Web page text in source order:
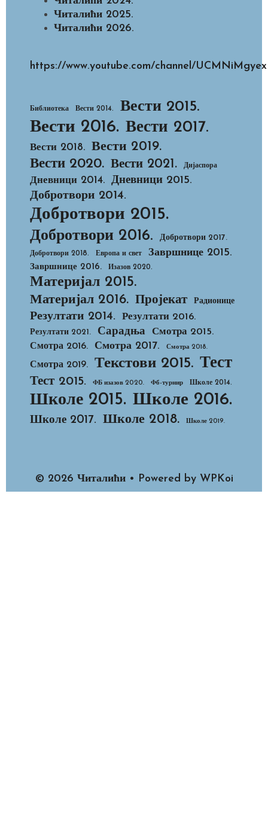
Читалићи 2025.
Читалићи 2026.
https://www.youtube.com/channel/
Библиотека Вести 2014. Вести 2015.
Вести 2016. Вести 2017.
Вести 2018. Вести 2019.
Вести 2020. Вести 2021. Дијаспора
Дневници 2014. Дневници 2015.
Добротвори 2014.
Добротвори 2015.
Добротвори 2016. Добротвори 2017.
Добротвори 2018. Европа и свет Завршнице 2015.
Завршнице 2016. Изазов 2020.
Материјал 2015.
Материјал 2016. Пројекат Радионице
Резултати 2014. Резултати 2016.
Резултати 2021. Сарадња
Смотра 2015.
Смотра 2016.
Смотра 2017. Смотра 2018.
Смотра 2019. Текстови 2015. Тест
Тест 2015. ФБ изазов 2020. Фб-турнир Школе 2014.
Школе 2015. Школе 2016.
Школе 2017. Школе 2018. Школе 2019.
© 2026 Читалићи• Powered by WPKoi